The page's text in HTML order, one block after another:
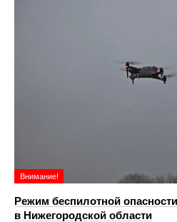
Внимание!
Режим беспилотной
в Нижегородской области